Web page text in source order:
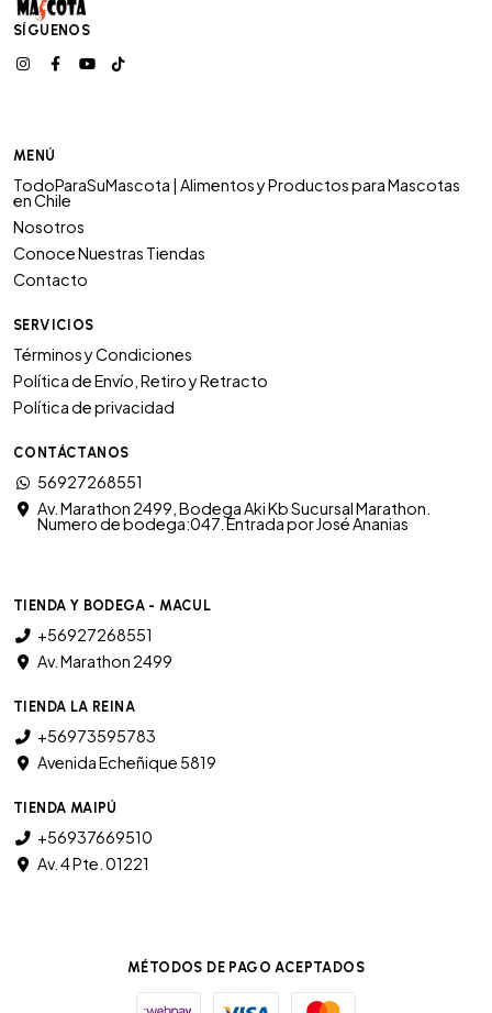
SÍGUENOS
MENÚ
TodoParaSuMascota | Alimentos y Productos para Mascotas
en Chile
Nosotros
Conoce Nuestras Tiendas
Contacto
SERVICIOS
Términos y Condiciones
Política de Envío, Retiro y Retracto
Política de privacidad
CONTÁCTANOS
56927268551
Av. Marathon 2499, Bodega Aki Kb Sucursal Marathon.
Numero de bodega:047. Entrada por José Ananias
TIENDA Y BODEGA - MACUL
+56927268551
Av. Marathon 2499
TIENDA LA REINA
+56973595783
Avenida Echeñique 5819
TIENDA MAIPÚ
+56937669510
Av. 4 Pte. 01221
MÉTODOS DE PAGO ACEPTADOS